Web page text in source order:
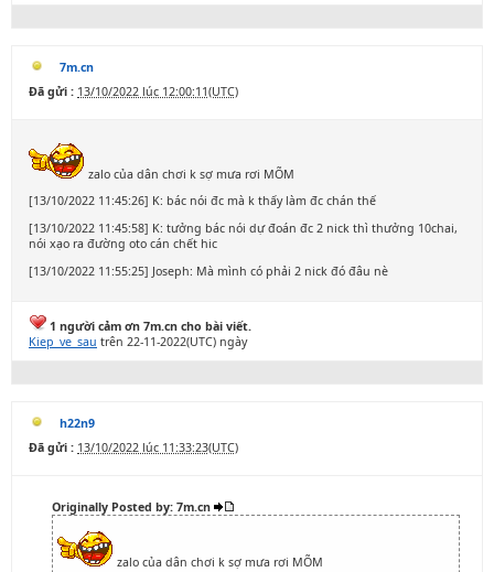
7m.cn
Đã gửi : 13/10/2022 lúc 12:00:11(UTC)
zalo của dân chơi k sợ mưa rơi MÕM
[13/10/2022 11:45:26] K: bác nói đc mà k thấy làm đc chán thế
[13/10/2022 11:45:58] K: tưởng bác nói dự đoán đc 2 nick thì thưởng 10chai,
nói xạo ra đường oto cán chết hic
[13/10/2022 11:55:25] Joseph: Mà mình có phải 2 nick đó đâu nè
1 người cảm ơn 7m.cn cho bài viết.
Kiep_ve_sau trên 22-11-2022(UTC) ngày
h22n9
Đã gửi : 13/10/2022 lúc 11:33:23(UTC)
Originally Posted by: 7m.cn
zalo của dân chơi k sợ mưa rơi MÕM